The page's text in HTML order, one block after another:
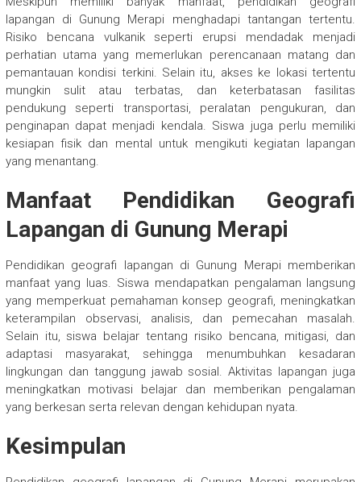
lapangan di Gunung Merapi menghadapi tantangan tertentu.
Risiko bencana vulkanik seperti erupsi mendadak menjadi
perhatian utama yang memerlukan perencanaan matang dan
pemantauan kondisi terkini. Selain itu, akses ke lokasi tertentu
mungkin sulit atau terbatas, dan keterbatasan fasilitas
pendukung seperti transportasi, peralatan pengukuran, dan
penginapan dapat menjadi kendala. Siswa juga perlu memiliki
kesiapan fisik dan mental untuk mengikuti kegiatan lapangan
yang menantang.
Manfaat Pendidikan Geografi
Lapangan di Gunung Merapi
Pendidikan geografi lapangan di Gunung Merapi memberikan
manfaat yang luas. Siswa mendapatkan pengalaman langsung
yang memperkuat pemahaman konsep geografi, meningkatkan
keterampilan observasi, analisis, dan pemecahan masalah.
Selain itu, siswa belajar tentang risiko bencana, mitigasi, dan
adaptasi masyarakat, sehingga menumbuhkan kesadaran
lingkungan dan tanggung jawab sosial. Aktivitas lapangan juga
meningkatkan motivasi belajar dan memberikan pengalaman
yang berkesan serta relevan dengan kehidupan nyata.
Kesimpulan